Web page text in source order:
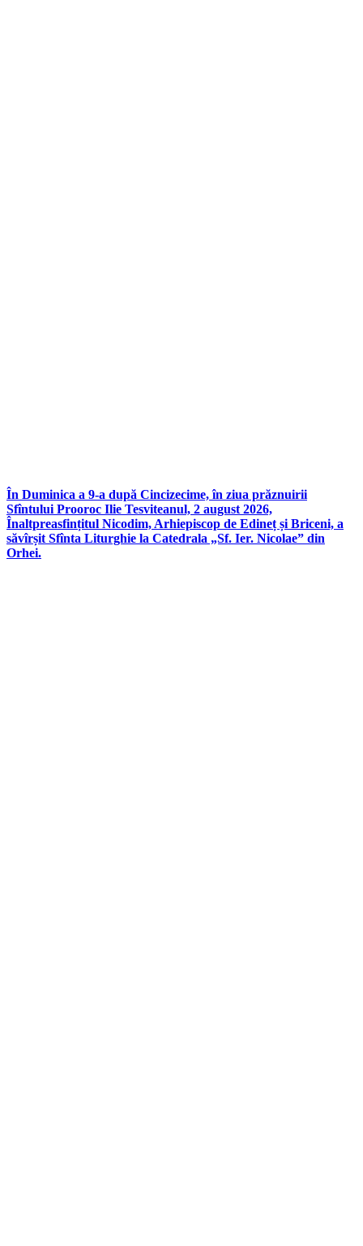
În Duminica a 9-a după Cincizecime, în ziua prăznuirii
Sfîntului Prooroc Ilie Tesviteanul, 2 august 2026,
Înaltpreasfințitul Nicodim, Arhiepiscop de Edineț și Briceni, a
săvîrșit Sfînta Liturghie la Catedrala „Sf. Ier. Nicolae” din
Orhei.